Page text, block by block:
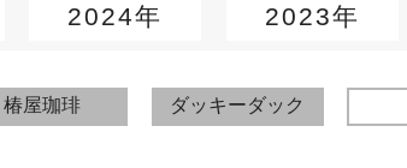
2024年 2023年
椿屋珈琲 ダッキーダック